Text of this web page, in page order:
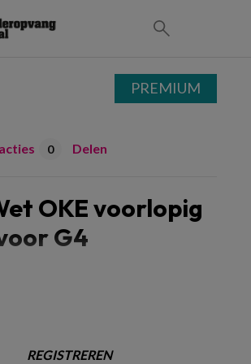
0 Delen
OKE voorlopig
G4
REGISTREREN
PREMIUM